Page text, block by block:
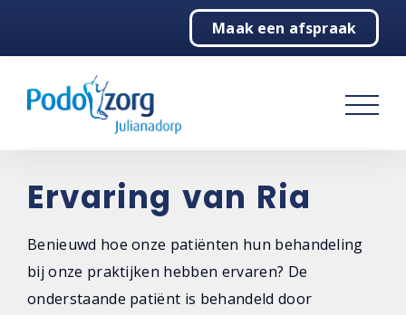
Maak een afspraak
Podologie
Behandelingen
Over ons
Ervaring van Ria
Benieuwd hoe onze patiënten hun behandeling
bij onze praktijken hebben ervaren? De
onderstaande patiënt is behandeld door